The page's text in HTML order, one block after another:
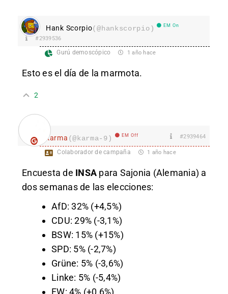
Hank Scorpio(@hankscorpio) EM On
#2939536
Gurú demoscópico 1 año hace
Esto es el día de la marmota.
2
karma (@karma-9) EM Off #2939464
Colaborador de campaña 1 año hace
Encuesta de INSA para Sajonia (Alemania) a
dos semanas de las elecciones:
AfD: 32% (+4,5%)
CDU: 29% (-3,1%)
BSW: 15% (+15%)
SPD: 5% (-2,7%)
Grüne: 5% (-3,6%)
Linke: 5% (-5,4%)
FW: 4% (+0,6%)